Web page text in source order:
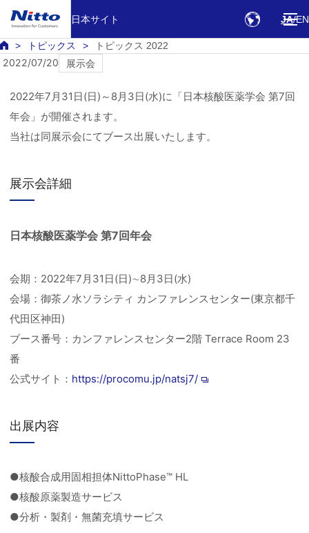
日本サイト JA EN
トピックス トピックス 2022
2022/07/20 展示会
2022年7月31日(日)～8月3日(水)に「日本核酸医薬学会 第7回
年会」が開催されます。
当社は同展示会にてブース出展いたします。
展示会詳細
日本核酸医薬学会 第7回年会
会期：2022年7月31日(日)∼8月3日(水)
会場：御茶ノ水ソラシティ カンファレンスセンター(東京都千
代田区神田)
ブース番号：カンファレンスセンター2階 Terrace Room 23
番
公式サイト： https://procomu.jp/natsj7/
出展内容
●核酸合成用固相担体NittoPhase™ HL
●核酸原薬製造サービス
●分析・製剤・無菌充填サービス